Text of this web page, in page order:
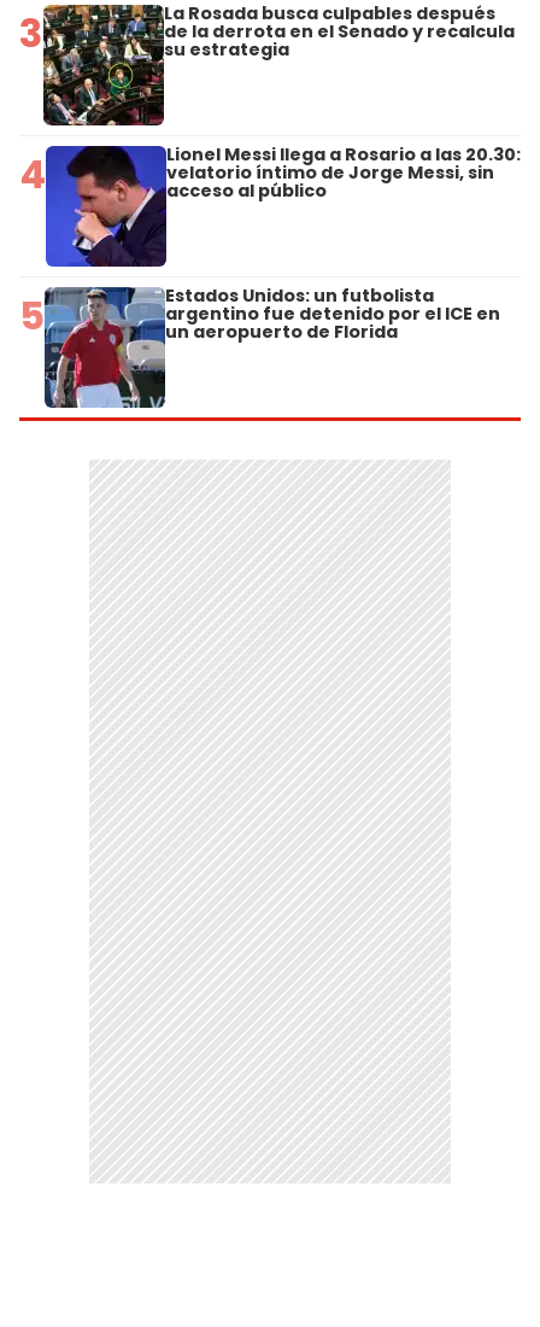
3 La Rosada busca culpables después
de la derrota en el Senado y recalcula
su estrategia
4 Lionel Messi llega a Rosario a las 20.30:
velatorio íntimo de Jorge Messi, sin
acceso al público
5 Estados Unidos: un futbolista
argentino fue detenido por el ICE en
un aeropuerto de Florida